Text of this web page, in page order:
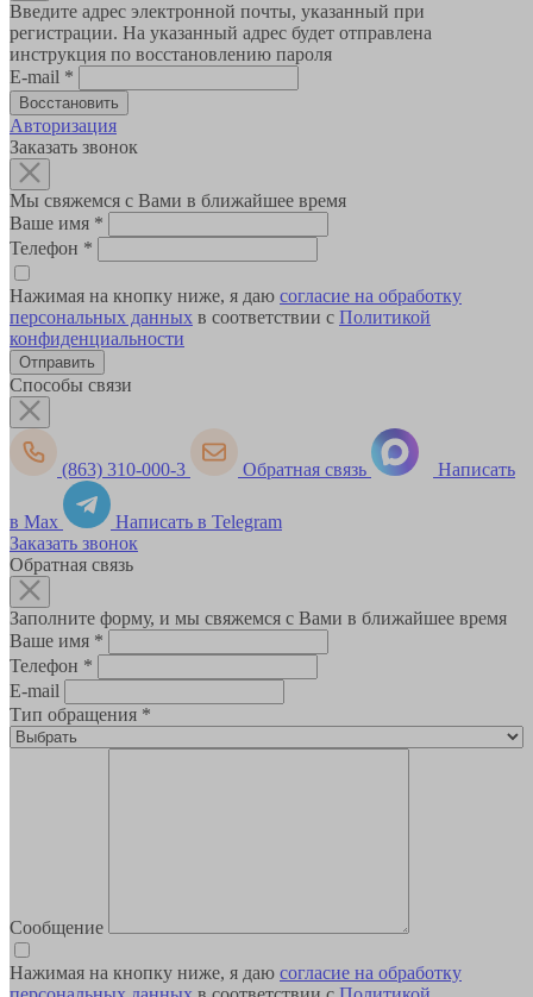
Введите адрес электронной почты, указанный при
регистрации. На указанный адрес будет отправлена
инструкция по восстановлению пароля
E-mail *
Авторизация
Заказать звонок
Мы свяжемся с Вами в ближайшее время
Ваше имя *
Телефон *
Нажимая на кнопку ниже, я даю согласие на обработку
персональных данных в соответствии с Политикой
конфиденциальности
Способы связи
(863) 310-000-3 Обратная связь Написать
в Max
Написать в Telegram
Заказать звонок
Обратная связь
Заполните форму, и мы свяжемся с Вами в ближайшее время
Ваше имя *
Телефон *
E-mail
Тип обращения *
Сообщение
Нажимая на кнопку ниже, я даю согласие на обработку